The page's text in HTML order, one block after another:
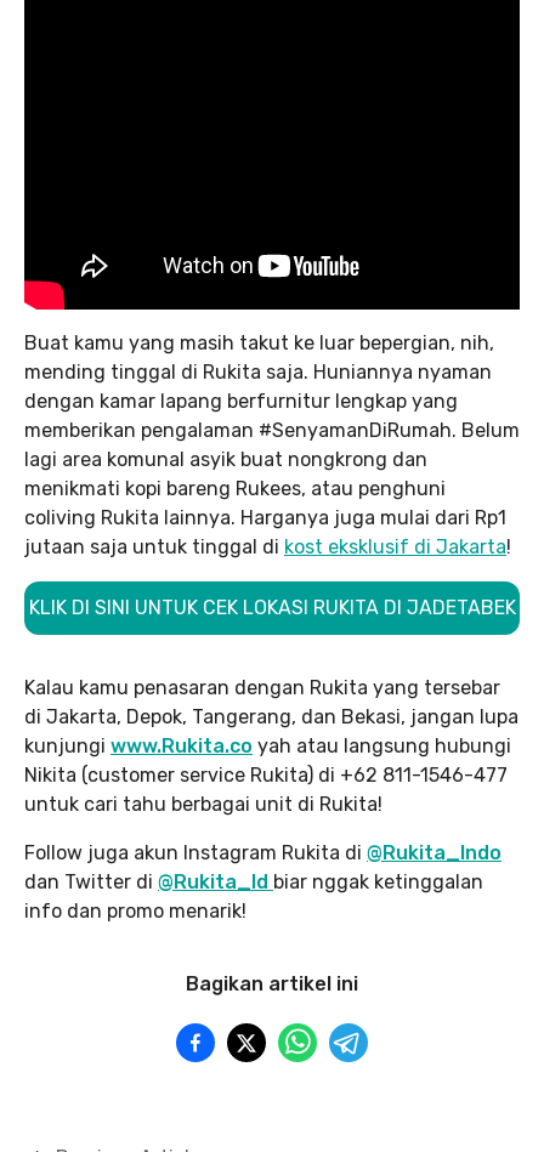
Buat kamu yang masih takut ke luar bepergian, nih,
mending tinggal di Rukita saja. Huniannya nyaman
dengan kamar lapang berfurnitur lengkap yang
memberikan pengalaman #SenyamanDiRumah. Belum
lagi area komunal asyik buat nongkrong dan
menikmati kopi bareng Rukees, atau penghuni
coliving Rukita lainnya. Harganya juga mulai dari Rp1
jutaan saja untuk tinggal di kost eksklusif di Jakarta!
KLIK DI SINI UNTUK CEK LOKASI RUKITA DI JADETABEK
Kalau kamu penasaran dengan Rukita yang tersebar
di Jakarta, Depok, Tangerang, dan Bekasi, jangan lupa
kunjungi www.Rukita.co yah atau langsung hubungi
Nikita (customer service Rukita) di +62 811-1546-477
untuk cari tahu berbagai unit di Rukita!
Follow juga akun Instagram Rukita di @Rukita_Indo
dan Twitter di @Rukita_Id biar nggak ketinggalan
info dan promo menarik!
Bagikan artikel ini